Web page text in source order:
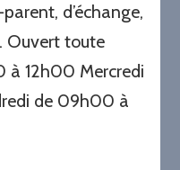
d’échange,
Ouvert toute
à 12h00 Mercredi
de 09h00 à